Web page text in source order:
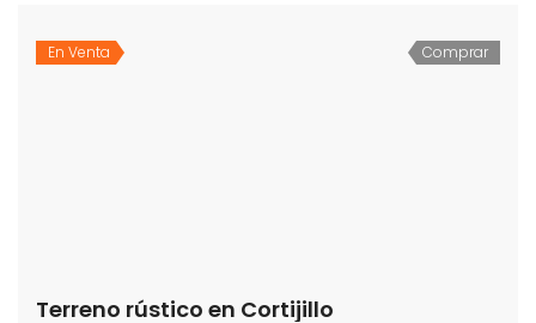
En Venta Comprar
Terreno rústico en Cortijillo